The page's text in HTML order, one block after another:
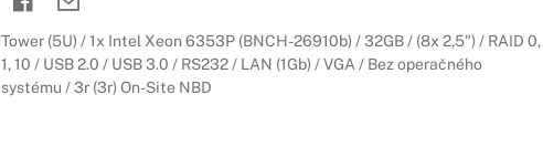
Tower (5U) / 1x Intel Xeon 6353P (BNCH-26910b) / 32GB / (8x 2,5") / RAID 0,
1, 10 / USB 2.0 / USB 3.0 / RS232 / LAN (1Gb) / VGA / Bez operačného
systému / 3r (3r) On-Site NBD